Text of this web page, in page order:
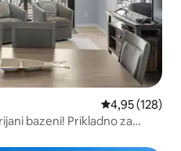
Prosječna
4,95 (128)
bazeni! Prikladno za